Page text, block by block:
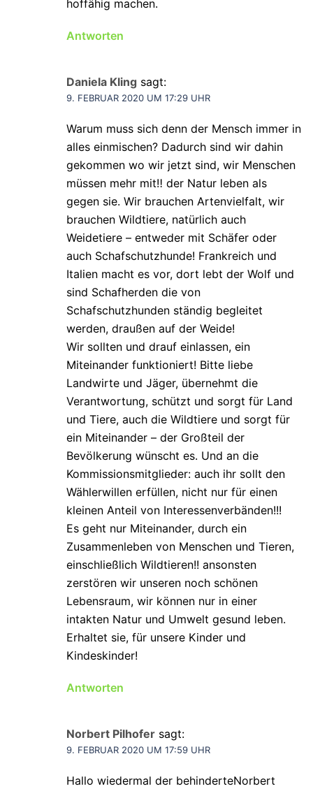
hoffähig machen.
Antworten
Daniela Kling sagt:
9. FEBRUAR 2020 UM 17:29 UHR
Warum muss sich denn der Mensch immer in
alles einmischen? Dadurch sind wir dahin
gekommen wo wir jetzt sind, wir Menschen
müssen mehr mit‼️ der Natur leben als
gegen sie. Wir brauchen Artenvielfalt, wir
brauchen Wildtiere, natürlich auch
Weidetiere – entweder mit Schäfer oder
auch Schafschutzhunde! Frankreich und
Italien macht es vor, dort lebt der Wolf und
sind Schafherden die von
Schafschutzhunden ständig begleitet
werden, draußen auf der Weide!
Wir sollten und drauf einlassen, ein
Miteinander funktioniert! Bitte liebe
Landwirte und Jäger, übernehmt die
Verantwortung, schützt und sorgt für Land
und Tiere, auch die Wildtiere und sorgt für
ein Miteinander – der Großteil der
Bevölkerung wünscht es. Und an die
Kommissionsmitglieder: auch ihr sollt den
Wählerwillen erfüllen, nicht nur für einen
kleinen Anteil von Interessenverbänden!!!
Es geht nur Miteinander, durch ein
Zusammenleben von Menschen und Tieren,
einschließlich Wildtieren!! ansonsten
zerstören wir unseren noch schönen
Lebensraum, wir können nur in einer
intakten Natur und Umwelt gesund leben.
Erhaltet sie, für unsere Kinder und
Kindeskinder!
Antworten
Norbert Pilhofer sagt:
9. FEBRUAR 2020 UM 17:59 UHR
Hallo wiedermal der behinderteNorbert